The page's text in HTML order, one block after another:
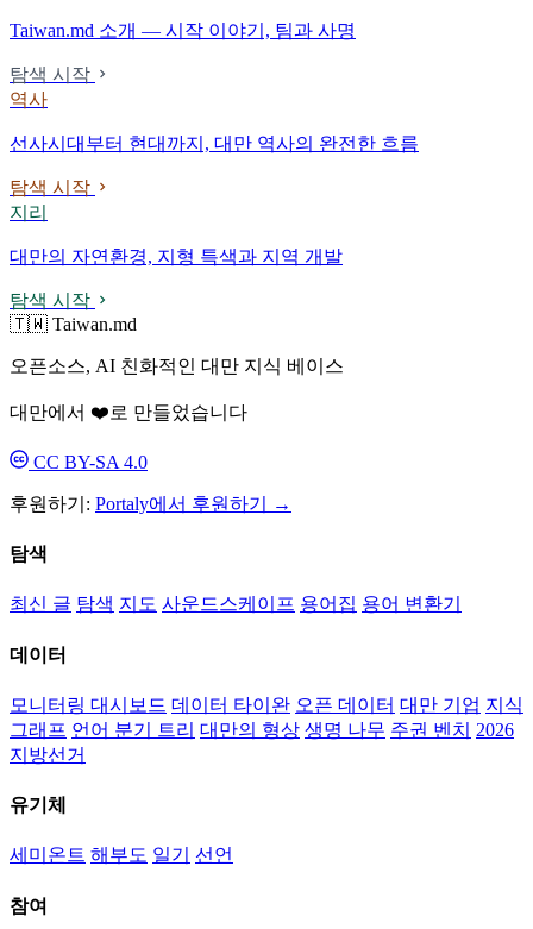
Taiwan.md 소개 — 시작 이야기, 팀과 사명
탐색 시작
역사
선사시대부터 현대까지, 대만 역사의 완전한 흐름
탐색 시작
지리
대만의 자연환경, 지형 특색과 지역 개발
탐색 시작
🇹🇼 Taiwan.md
오픈소스, AI 친화적인 대만 지식 베이스
대만에서 ❤️로 만들었습니다
CC BY-SA 4.0
후원하기: Portaly에서 후원하기 →
탐색
최신 글 탐색 지도 사운드스케이프 용어집 용어 변환기
데이터
모니터링 대시보드 데이터 타이완 오픈 데이터 대만 기업 지식
그래프 언어 분기 트리 대만의 형상 생명 나무 주권 벤치
2026
지방선거
유기체
세미온트 해부도 일기 선언
참여